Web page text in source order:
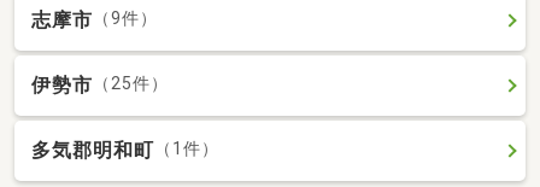
志摩市 （9件）
伊勢市 （25件）
多気郡明和町 （1件）